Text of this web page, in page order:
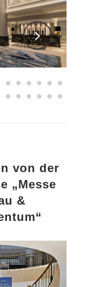
von der
„Messe
&